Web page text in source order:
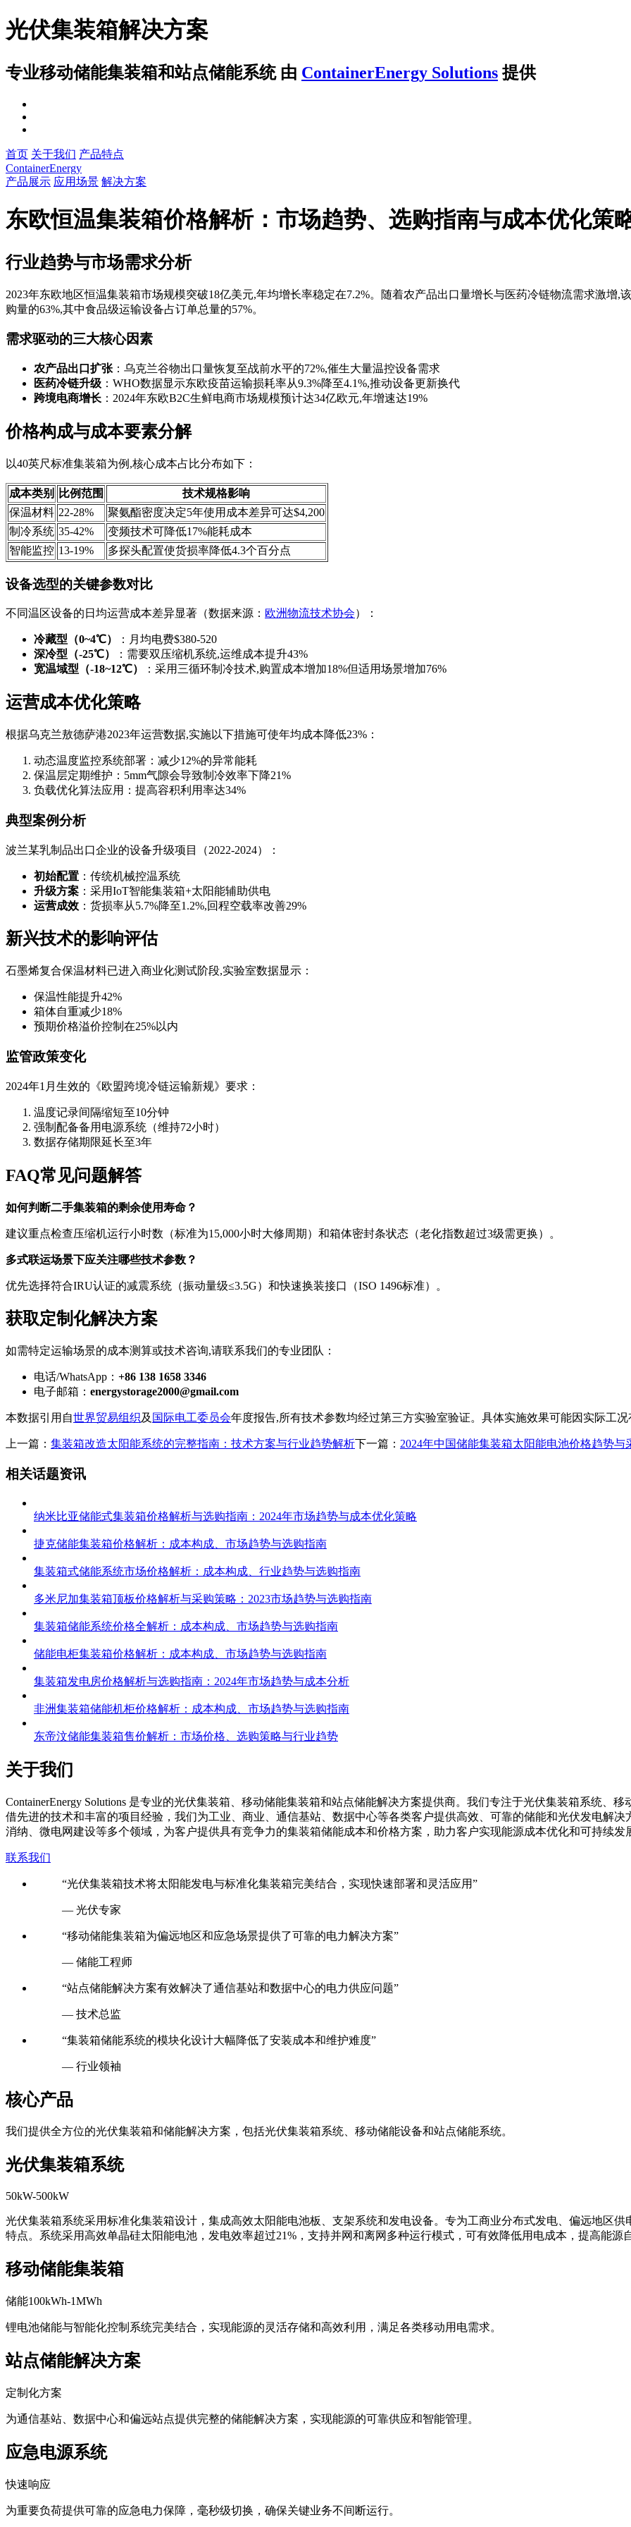
光伏集装箱解决方案
专业移动储能集装箱和站点储能系统 由 ContainerEnergy Solutions 提供
首页 关于我们 产品特点
ContainerEnergy
产品展示 应用场景 解决方案
东欧恒温集装箱价格解析：市场趋势、选购指南与成本优化策
行业趋势与市场需求分析
2023年东欧地区恒温集装箱市场规模突破18亿美元,年均增长率稳定在7.2%。随着农产品出口量增长与医药冷链物流需求激增
购量的63%,其中食品级运输设备占订单总量的57%。
需求驱动的三大核心因素
农产品出口扩张 ：乌克兰谷物出口量恢复至战前水平的72%,催生大量温控设备需求
医药冷链升级 ：WHO数据显示东欧疫苗运输损耗率从9.3%降至4.1%,推动设备更新换代
跨境电商增长 ：2024年东欧B2C生鲜电商市场规模预计达34亿欧元,年增速达19%
价格构成与成本要素分解
以40英尺标准集装箱为例,核心成本占比分布如下：
成本类别 比例范围
技术规格影响
保温材料 22-28%
聚氨酯密度决定5年使用成本差异可达$4,200
制冷系统 35-42%
变频技术可降低17%能耗成本
智能监控 13-19% 多探头配置使货损率降低4.3个百分点
设备选型的关键参数对比
不同温区设备的日均运营成本差异显著（数据来源： 欧洲物流技术协会）：
冷藏型（0~4℃）
：月均电费$380-520
深冷型（-25℃）
：需要双压缩机系统,运维成本提升43%
宽温域型（-18~12℃）
：采用三循环制冷技术,购置成本增加18%但适用场景增加76%
运营成本优化策略
根据乌克兰敖德萨港2023年运营数据,实施以下措施可使年均成本降低23%：
动态温度监控系统部署：减少12%的异常能耗
保温层定期维护：5mm气隙会导致制冷效率下降21%
负载优化算法应用：提高容积利用率达34%
典型案例分析
波兰某乳制品出口企业的设备升级项目（2022-2024）：
初始配置 ：传统机械控温系统
升级方案 ：采用IoT智能集装箱+太阳能辅助供电
运营成效 ：货损率从5.7%降至1.2%,回程空载率改善29%
新兴技术的影响评估
石墨烯复合保温材料已进入商业化测试阶段,实验室数据显示：
保温性能提升42%
箱体自重减少18%
预期价格溢价控制在25%以内
监管政策变化
2024年1月生效的《欧盟跨境冷链运输新规》要求：
温度记录间隔缩短至10分钟
强制配备备用电源系统（维持72小时）
数据存储期限延长至3年
FAQ常见问题解答
如何判断二手集装箱的剩余使用寿命？
建议重点检查压缩机运行小时数（标准为15,000小时大修周期）和箱体密封条状态（老化指数超过3级需更换）。
多式联运场景下应关注哪些技术参数？
优先选择符合IRU认证的减震系统（振动量级≤3.5G）和快速换装接口（ISO 1496标准）。
获取定制化解决方案
如需特定运输场景的成本测算或技术咨询,请联系我们的专业团队：
电话/WhatsApp： +86 138 1658 3346
电子邮箱： energystorage2000@gmail.com
本数据引用自世界贸易组织及 国际电工委员会年度报告,所有技术参数均经过第三方实验室验证。具体实施效果可能因实际工况
上一篇： 集装箱改造太阳能系统的完整指南：技术方案与行业趋势解析下一篇： 2024年中国储能集装箱太阳能电池价格趋势与
相关话题资讯
纳米比亚储能式集装箱价格解析与选购指南：2024年市场趋势与成本优化策略
捷克储能集装箱价格解析：成本构成、市场趋势与选购指南
集装箱式储能系统市场价格解析：成本构成、行业趋势与选购指南
多米尼加集装箱顶板价格解析与采购策略：2023市场趋势与选购指南
集装箱储能系统价格全解析：成本构成、市场趋势与选购指南
储能电柜集装箱价格解析：成本构成、市场趋势与选购指南
集装箱发电房价格解析与选购指南：2024年市场趋势与成本分析
非洲集装箱储能机柜价格解析：成本构成、市场趋势与选购指南
东帝汶储能集装箱售价解析：市场价格、选购策略与行业趋势
关于我们
ContainerEnergy Solutions 是专业的光伏集装箱、移动储能集装箱和站点储能解决方案提供商。我们专注于光伏集装箱系统、
借先进的技术和丰富的项目经验，我们为工业、商业、通信基站、数据中心等各类客户提供高效、可靠的储能和光伏发电解
消纳、微电网建设等多个领域，为客户提供具有竞争力的集装箱储能成本和价格方案，助力客户实现能源成本优化和可持续发
联系我们
“光伏集装箱技术将太阳能发电与标准化集装箱完美结合，实现快速部署和灵活应用”
— 光伏专家
“移动储能集装箱为偏远地区和应急场景提供了可靠的电力解决方案”
— 储能工程师
“站点储能解决方案有效解决了通信基站和数据中心的电力供应问题”
— 技术总监
“集装箱储能系统的模块化设计大幅降低了安装成本和维护难度”
— 行业领袖
核心产品
我们提供全方位的光伏集装箱和储能解决方案，包括光伏集装箱系统、移动储能设备和站点储能系统。
光伏集装箱系统
50kW-500kW
光伏集装箱系统采用标准化集装箱设计，集成高效太阳能电池板、支架系统和发电设备。专为工商业分布式发电、偏远地区
特点。系统采用高效单晶硅太阳能电池，发电效率超过21%，支持并网和离网多种运行模式，可有效降低用电成本，提高能源
移动储能集装箱
储能100kWh-1MWh
锂电池储能与智能化控制系统完美结合，实现能源的灵活存储和高效利用，满足各类移动用电需求。
站点储能解决方案
定制化方案
为通信基站、数据中心和偏远站点提供完整的储能解决方案，实现能源的可靠供应和智能管理。
应急电源系统
快速响应
为重要负荷提供可靠的应急电力保障，毫秒级切换，确保关键业务不间断运行。